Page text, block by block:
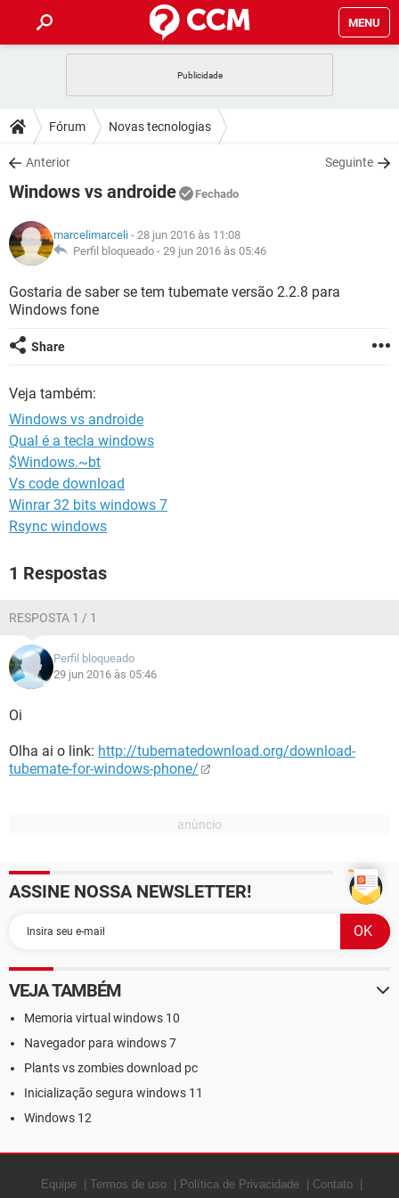
MENU
CELULAR FACEBOOK
OUTLOOK
INSTAGRAM GMAIL
GUIA DE COMPRAS
DICAS
JOGOS WHATSAPP
INSTAGRAM GMAIL
GUIA DE COMPRAS
DOWNLOADS
JOGOS WHATSAPP
CELULAR
OUTLOOK EXCEL
INSTAGRAM
GUIA DE COMPRAS
JOGOS WHATSAPP
CELULAR
OUTLOOK EXCEL
GLOSSÁRIO
WHATSAPP
CELULAR
OUTLOOK
GUIA DE COMPRAS
Fórum Novas tecnologias
Anterior Seguinte
Windows vs androide Fechado
marcelimarceli - 28 jun 2016 às 11:08
Perfil bloqueado - 29 jun 2016 às 05:46
Gostaria de saber se tem tubemate versão 2.2.8 para
Windows fone
Share
Veja também:
Windows vs androide
Qual é a tecla windows
$Windows.~bt
Vs code download
Winrar 32 bits windows 7
Rsync windows
1 Respostas
RESPOSTA 1 / 1
Perfil bloqueado
29 jun 2016 às 05:46
Oi
Olha ai o link: http://tubematedownload.org/download-
tubemate-for-windows-phone/
ASSINE NOSSA NEWSLETTER!
VEJA TAMBÉM
Memoria virtual windows 10
Navegador para windows 7
Plants vs zombies download pc
Inicialização segura windows 11
Windows 12
Equipe Termos de uso Política de Privacidade Contato